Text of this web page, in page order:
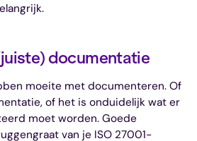
documentatie
moeite met documenteren. Of
of het is onduidelijk wat er
moet worden. Goede
van je ISO 27001-